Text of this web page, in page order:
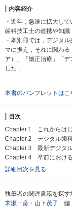
内容紹介
・近年，急速に拡大し
歯科技工士の連携や知識
・本別冊では，デジタ
マに据え，それに関わ
ア）」「矯正治療」「
した．
本書のパンフレットはこ
目次
Chapter 1 これからは
Chapter 2 デジタル歯
Chapter 3 最新デジタ
Chapter 4 卒前におけ
詳細目次を見る
執筆者の関連書籍を探
末瀬一彦 ・ 山下茂子 編